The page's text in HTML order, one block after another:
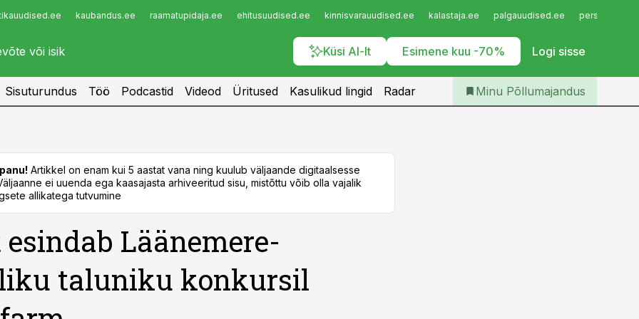
kaubandus.ee raamatupidaja.ee ehitusuudised.ee kinnisvarauudised.ee kalastaja.ee palgauudised.ee
Küsi AI-lt Esimene kuu -70% Logi sisse
Infopank
Iseteenindus
Telli Põllumajandus
Sisuturundus Töö Podcastid Videod Üritused Kasulikud lingid Radar Minu Põllumajandus
Artikkel on enam kui 5 aastat vana ning kuulub väljaande digitaalsesse
ei uuenda ega kaasajasta arhiveeritud sisu, mistõttu võib olla vajalik
allikatega tutvumine
Läänemere-
taluniku konkursil